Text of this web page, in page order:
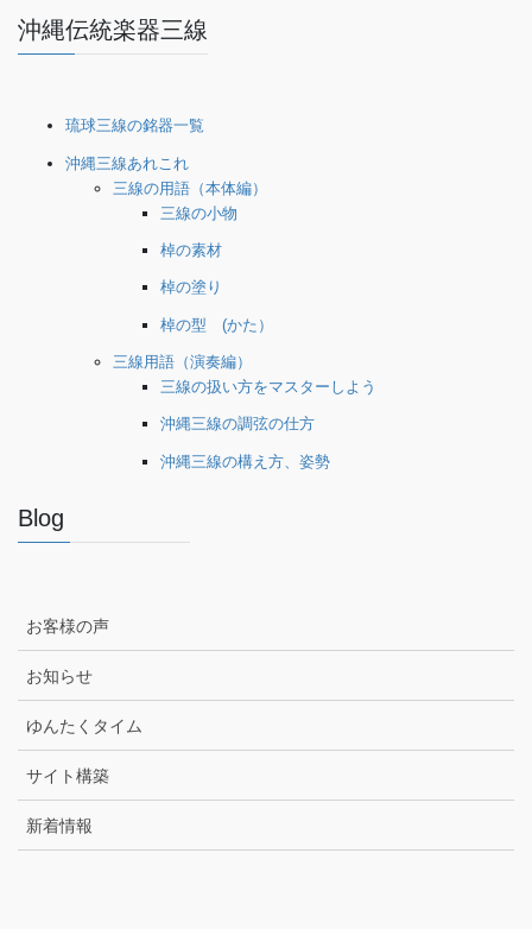
沖縄伝統楽器三線
琉球三線の銘器一覧
沖縄三線あれこれ
三線の用語（本体編）
三線の小物
棹の素材
棹の塗り
棹の型 (かた）
三線用語（演奏編）
三線の扱い方をマスターしよう
沖縄三線の調弦の仕方
沖縄三線の構え方、姿勢
Blog
お客様の声
お知らせ
ゆんたくタイム
サイト構築
新着情報